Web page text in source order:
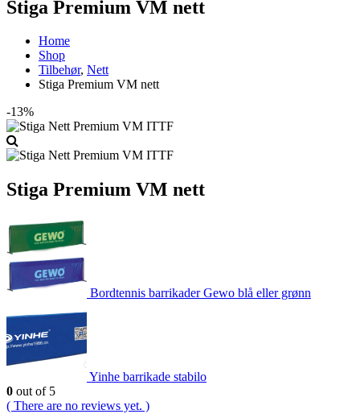
Stiga Premium VM nett
Home
Shop
Tilbehør, Nett
Stiga Premium VM nett
-13%
Stiga Premium VM nett
Bordtennis barrikader Gewo blå eller grønn
Yinhe barrikade stabilo
0 out of 5
( There are no reviews yet. )